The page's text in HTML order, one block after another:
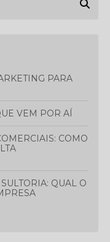
VEM POR AÍ